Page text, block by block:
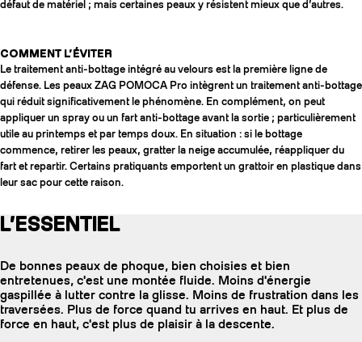
défaut de matériel ; mais certaines peaux y résistent mieux que d’autres.
COMMENT L’ÉVITER
Le traitement anti-bottage intégré au velours est la première ligne de
défense. Les peaux ZAG POMOCA Pro intègrent un traitement anti-bottage
qui réduit significativement le phénomène. En complément, on peut
appliquer un spray ou un fart anti-bottage avant la sortie ; particulièrement
utile au printemps et par temps doux. En situation : si le bottage
commence, retirer les peaux, gratter la neige accumulée, réappliquer du
fart et repartir. Certains pratiquants emportent un grattoir en plastique dans
leur sac pour cette raison.
L’ESSENTIEL
De bonnes peaux de phoque, bien choisies et bien
entretenues, c'est une montée fluide. Moins d'énergie
gaspillée à lutter contre la glisse. Moins de frustration dans les
traversées. Plus de force quand tu arrives en haut. Et plus de
force en haut, c'est plus de plaisir à la descente.